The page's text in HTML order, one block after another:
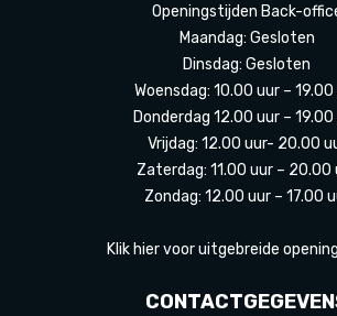
Openingstijden Back-
Maandag: Gesloten
Dinsdag: Gesloten
Woensdag: 10.00 uur – 19.00
Donderdag 12.00 uur –
Vrijdag: 12.00 uur- 20.00
Zaterdag: 11.00 uur – 20.00
Zondag: 12.00 uur – 17.00
Klik hier voor uitgebreide